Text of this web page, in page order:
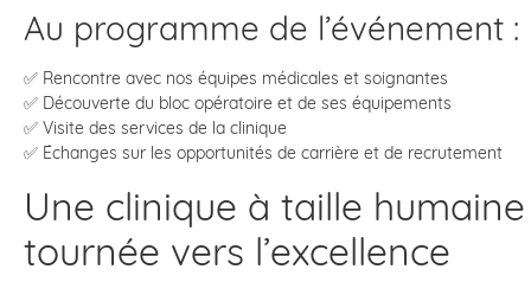
Au programme de l’événement :
✅ Rencontre avec nos équipes médicales et soignantes
✅ Découverte du bloc opératoire et de ses équipements
✅ Visite des services de la clinique
✅ Échanges sur les opportunités de carrière et de recrutement
Une clinique à taille humaine
tournée vers l’excellence